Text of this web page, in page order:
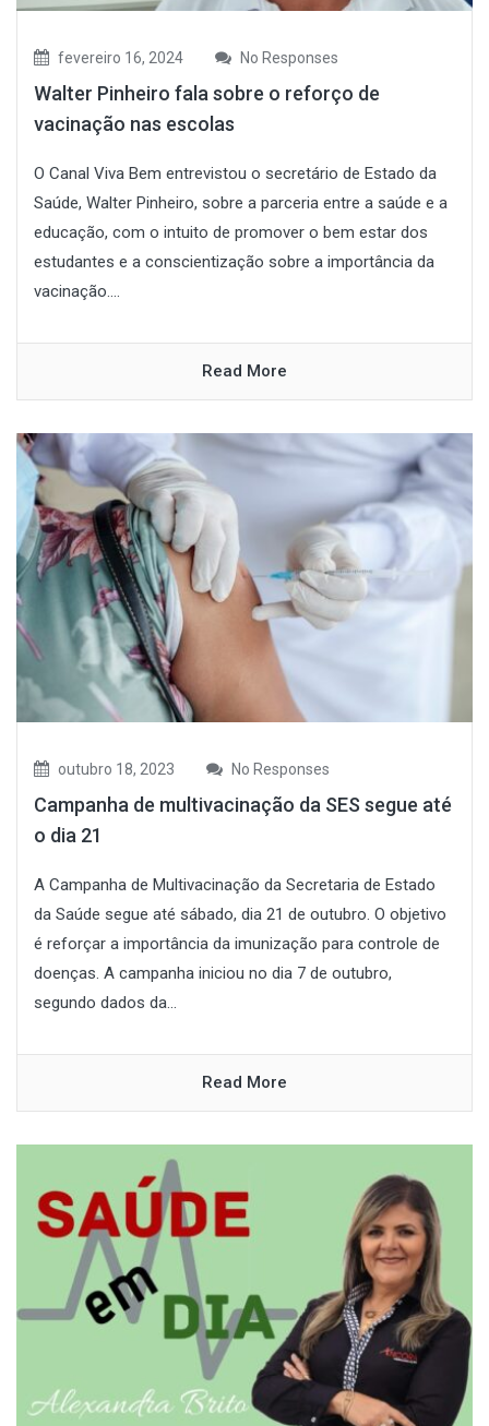
fevereiro 16, 2024 No Responses
Walter Pinheiro fala sobre o reforço de
vacinação nas escolas
O Canal Viva Bem entrevistou o secretário de Estado da
Saúde, Walter Pinheiro, sobre a parceria entre a saúde e a
educação, com o intuito de promover o bem estar dos
estudantes e a conscientização sobre a importância da
vacinação....
Read More
outubro 18, 2023 No Responses
Campanha de multivacinação da SES segue até
o dia 21
A Campanha de Multivacinação da Secretaria de Estado
da Saúde segue até sábado, dia 21 de outubro. O objetivo
é reforçar a importância da imunização para controle de
doenças. A campanha iniciou no dia 7 de outubro,
segundo dados da...
Read More